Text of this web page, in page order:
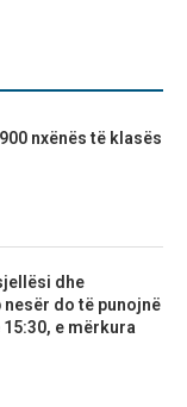
nxënës të klasës
dhe
nesër do të punojnë
e mërkura